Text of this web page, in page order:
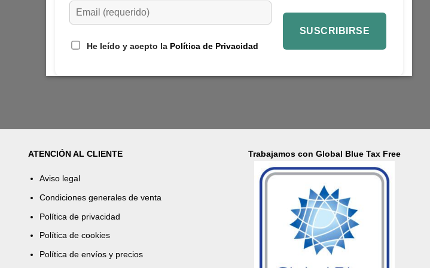
He leído y acepto la Política de Privacidad
ATENCIÓN AL CLIENTE
Aviso legal
Condiciones generales de venta
Política de privacidad
Política de cookies
Política de envíos y precios
Trabajamos con Global Blue Tax Free